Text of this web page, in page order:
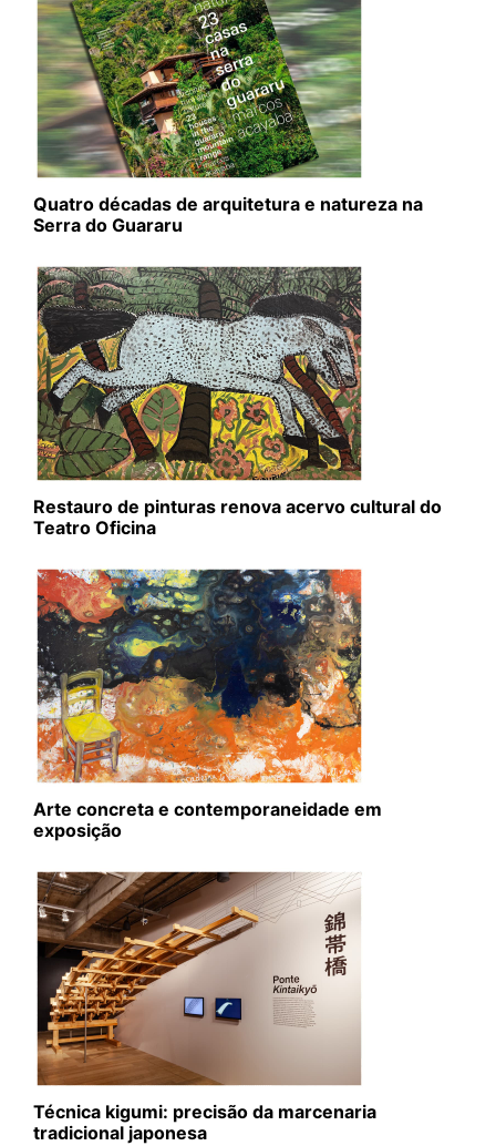
Quatro décadas de arquitetura e natureza na
Serra do Guararu
Restauro de pinturas renova acervo cultural do
Teatro Oficina
Arte concreta e contemporaneidade em
exposição
Técnica kigumi: precisão da marcenaria
tradicional japonesa